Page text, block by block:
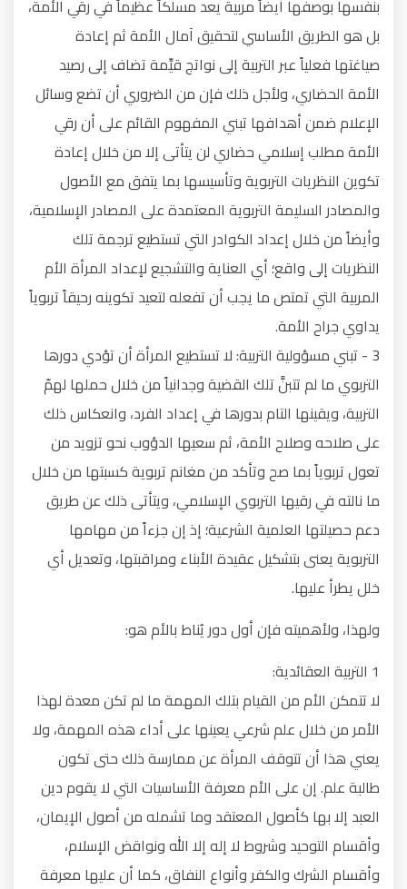
بنفسها بوصفها أيضاً مربية يعد مسلكاً عظيماً في رقي الأمة،
بل هو الطريق الأساسي لتحقيق آمال الأمة ثم إعادة
صياغتها فعلياً عبر التربية إلى نواتج قيِّمة تضاف إلى رصيد
الأمة الحضاري، ولأجل ذلك فإن من الضروري أن تضع وسائل
الإعلام ضمن أهدافها تبني المفهوم القائم على أن رقي
الأمة مطلب إسلامي حضاري لن يتأتى إلا من خلال إعادة
تكوين النظريات التربوية وتأسيسها بما يتفق مع الأصول
والمصادر السليمة التربوية المعتمدة على المصادر الإسلامية،
وأيضاً من خلال إعداد الكوادر التي تستطيع ترجمة تلك
النظريات إلى واقع؛ أي العناية والتشجيع لإعداد المرأة الأم
المربية التي تمتص ما يجب أن تفعله لتعيد تكوينه رحيقاً تربوياً
يداوي جراح الأمة.
3 - تبني مسؤولية التربية: لا تستطيع المرأة أن تؤدي دورها
التربوي ما لم تتبنَّ تلك القضية وجدانياً من خلال حملها لهمّ
التربية، ويقينها التام بدورها في إعداد الفرد، وانعكاس ذلك
على صلاحه وصلاح الأمة، ثم سعيها الدؤوب نحو تزويد من
تعول تربوياً بما صح وتأكد من مغانم تربوية كسبتها من خلال
ما نالته في رقيها التربوي الإسلامي، ويتأتى ذلك عن طريق
دعم حصيلتها العلمية الشرعية؛ إذ إن جزءاً من مهامها
التربوية يعنى بتشكيل عقيدة الأبناء ومراقبتها، وتعديل أي
خلل يطرأ عليها.
ولهذا، ولأهميته فإن أول دور يُناط بالأم هو:
1 التربية العقائدية:
لا تتمكن الأم من القيام بتلك المهمة ما لم تكن معدة لهذا
الأمر من خلال علم شرعي يعينها على أداء هذه المهمة، ولا
يعني هذا أن تتوقف المرأة عن ممارسة ذلك حتى تكون
طالبة علم. إن على الأم معرفة الأساسيات التي لا يقوم دين
العبد إلا بها كأصول المعتقد وما تشمله من أصول الإيمان،
وأقسام التوحيد وشروط لا إله إلا الله ونواقض الإسلام،
وأقسام الشرك والكفر وأنواع النفاق، كما أن عليها معرفة